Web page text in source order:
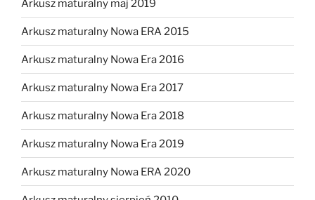
Arkusz maturalny maj 2019
Arkusz maturalny Nowa ERA 2015
Arkusz maturalny Nowa Era 2016
Arkusz maturalny Nowa Era 2017
Arkusz maturalny Nowa Era 2018
Arkusz maturalny Nowa Era 2019
Arkusz maturalny Nowa ERA 2020